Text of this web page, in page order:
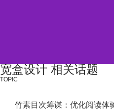
宽盒设计 相关话题
TOPIC
竹素目次筹谋：优化阅读体